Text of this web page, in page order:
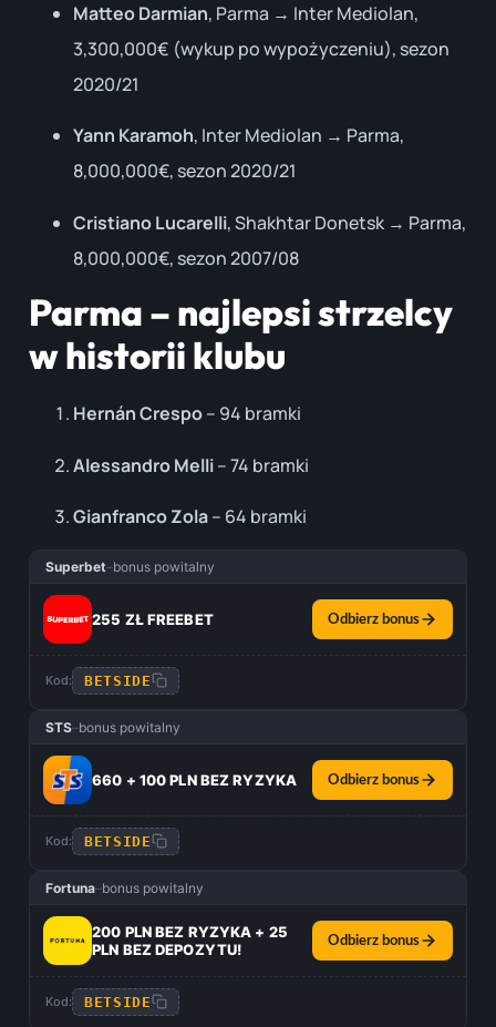
Matteo Darmian, Parma → Inter Mediolan,
3,300,000€ (wykup po wypożyczeniu), sezon
2020/21
Yann Karamoh, Inter Mediolan → Parma,
8,000,000€, sezon 2020/21
Cristiano Lucarelli, Shakhtar Donetsk → Parma,
8,000,000€, sezon 2007/08
Parma – najlepsi strzelcy
w historii klubu
Hernán Crespo– 94 bramki
Alessandro Melli– 74 bramki
Gianfranco Zola– 64 bramki
Superbet–bonus powitalny
255 ZŁ FREEBET Odbierz bonus
Kod: BETSIDE
STS–bonus powitalny
660 + 100 PLN BEZ RYZYKA Odbierz bonus
Kod: BETSIDE
Fortuna–bonus powitalny
200 PLN BEZ RYZYKA + 25
PLN BEZ DEPOZYTU!
Odbierz bonus
Kod: BETSIDE